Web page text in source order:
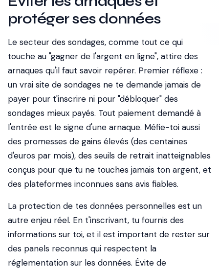
protéger ses données
Le secteur des sondages, comme tout ce qui
touche au "gagner de l'argent en ligne", attire des
arnaques qu'il faut savoir repérer. Premier réflexe :
un vrai site de sondages ne te demande jamais de
payer pour t'inscrire ni pour "débloquer" des
sondages mieux payés. Tout paiement demandé à
l'entrée est le signe d'une arnaque. Méfie-toi aussi
des promesses de gains élevés (des centaines
d'euros par mois), des seuils de retrait inatteignables
conçus pour que tu ne touches jamais ton argent, et
des plateformes inconnues sans avis fiables.
La protection de tes données personnelles est un
autre enjeu réel. En t'inscrivant, tu fournis des
informations sur toi, et il est important de rester sur
des panels reconnus qui respectent la
réglementation sur les données. Évite de